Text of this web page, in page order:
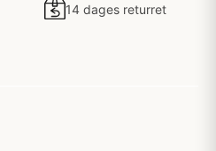
14 dages returret